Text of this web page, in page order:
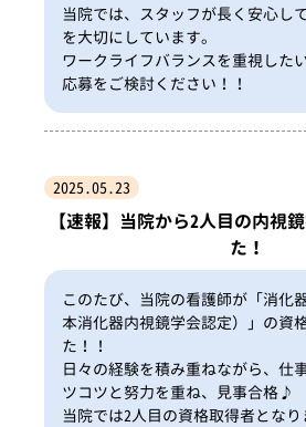
当院では、スタッフが長く安心し
を大切にしています。
ワークライフバランスを重視した
応募をご検討ください！！
2025.05.23
【速報】当院から2人目の内視
た！
このたび、当院の看護師が「消化
本消化器内視鏡学会認定）」の資
た！！
日々の経験を積み重ねながら、仕
ツコツと努力を重ね、見事合格♪
当院では2人目の資格取得者となり